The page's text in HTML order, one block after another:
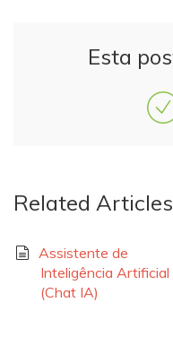
Esta
Related Articles
Assistente de
Inteligência Artificial
(Chat IA)